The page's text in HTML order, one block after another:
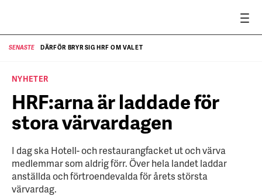
SENASTE DÄRFÖR BRYR SIG HRF OM VALET
NYHETER
HRF:arna är laddade för
stora värvardagen
I dag ska Hotell- och restaurangfacket ut och värva
medlemmar som aldrig förr. Över hela landet laddar
anställda och förtroendevalda för årets största
värvardag.